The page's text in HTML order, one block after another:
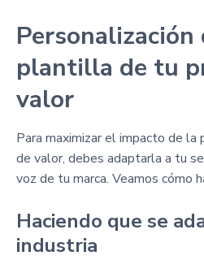
Personalización
plantilla de tu
valor
Para maximizar el impacto de
de valor, debes adaptarla a tu
voz de tu marca. Veamos cómo
Haciendo que se
industria